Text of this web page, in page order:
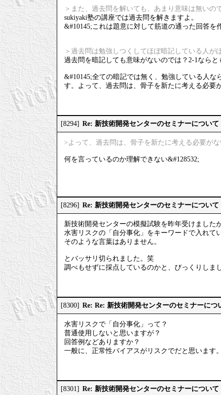
＞また、過去問を解いても、あまり意味は無いの
sukiyaki塾の講座では過去問を解きますよ。
&#10145;これは題意に対して筋道の通った回答
＞過去問は勉強しつくしてほぼ暗記している人が
過去問を暗記しても意味がないのでは？2-1ならと
&#10145;全ての暗記では無く、勉強している人
す。よって、過去問は、骨子を新たに考える必要
[8294] Re: 新技術開発センターのセミナーについて
>よって、過去問は、骨子を新たに考える必要が
何を言っているのか理解できない&#128532;
[8296] Re: 新技術開発センターのセミナーについて
新技術開発センターの模擬試験を昨年受けました
水害リスクの「自分事化」をキーワードで入れて
そのような言葉はありません。
とバッサリ切られました。笑
調べもせずに採点しているのかと、びっくりしま
[8300] Re: Re: 新技術開発センターのセミナーにつ
水害リスクで「自分事化」って？
普通使用しないと思いますが？
回答例などありますか？
一般に、正常性バイアスがリスクでだと思います
[8301] Re: 新技術開発センターのセミナーについて